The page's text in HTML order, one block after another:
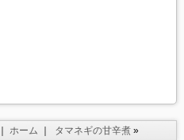
｜ホーム タマネギの甘辛煮 »